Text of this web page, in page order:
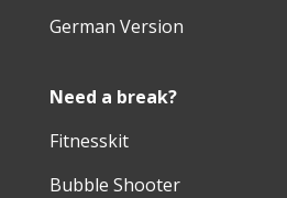
German Version
Need a break?
Fitnesskit
Bubble Shooter